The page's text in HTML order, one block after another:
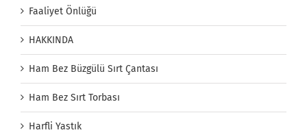
Faaliyet Önlüğü
HAKKINDA
Ham Bez Büzgülü Sırt Çantası
Ham Bez Sırt Torbası
Harfli Yastık